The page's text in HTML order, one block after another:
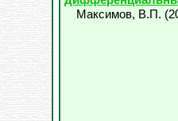
Максимов, В.П. (